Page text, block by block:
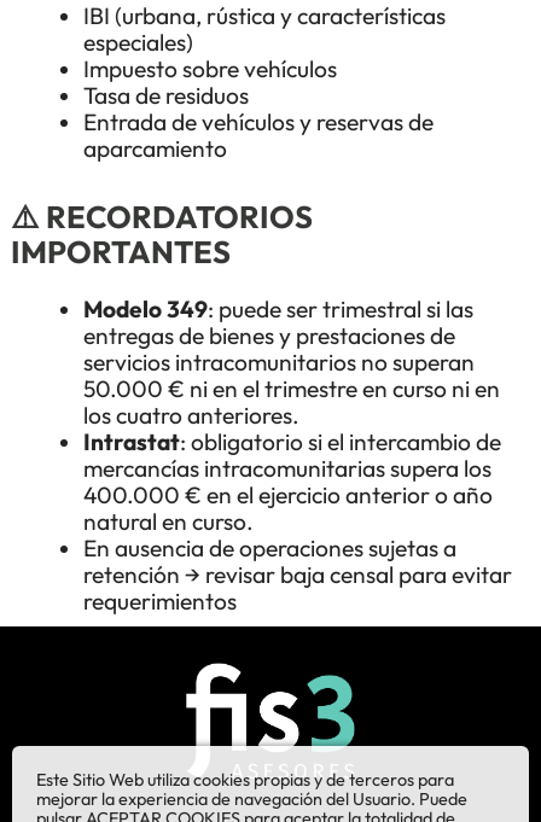
IBI (urbana, rústica y características
especiales)
Impuesto sobre vehículos
Tasa de residuos
Entrada de vehículos y reservas de
aparcamiento
⚠️ RECORDATORIOS
IMPORTANTES
Modelo 349: puede ser trimestral si las
entregas de bienes y prestaciones de
servicios intracomunitarios no superan
50.000 € ni en el trimestre en curso ni en
los cuatro anteriores.
Intrastat: obligatorio si el intercambio de
mercancías intracomunitarias supera los
400.000 € en el ejercicio anterior o año
natural en curso.
En ausencia de operaciones sujetas a
retención → revisar baja censal para evitar
requerimientos
Este Sitio Web utiliza cookies propias y de terceros para
mejorar la experiencia de navegación del Usuario. Puede